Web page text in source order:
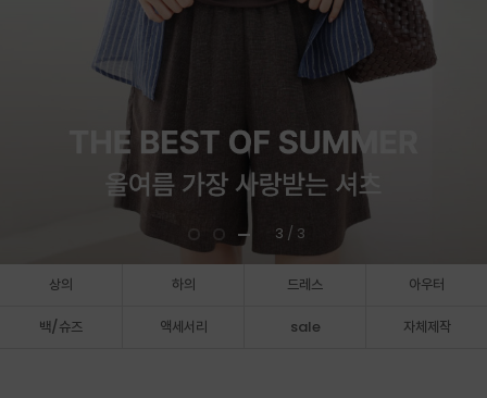
3 / 3
상의 하의 드레스 아우터
백/슈즈 액세서리 sale 자체제작